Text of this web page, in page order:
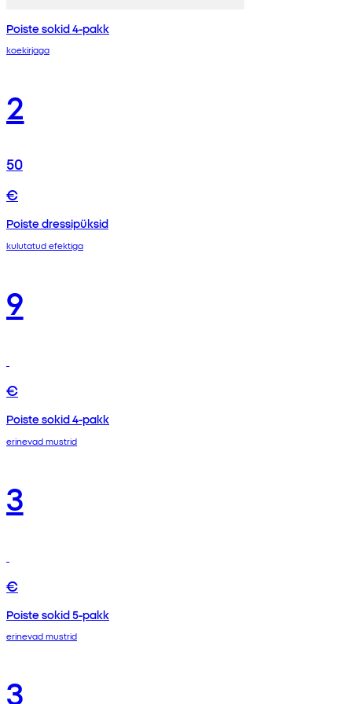
Poiste sokid 4-pakk
koekirjaga
2
50
€
Poiste dressipüksid
kulutatud efektiga
9
€
Poiste sokid 4-pakk
erinevad mustrid
3
€
Poiste sokid 5-pakk
erinevad mustrid
3